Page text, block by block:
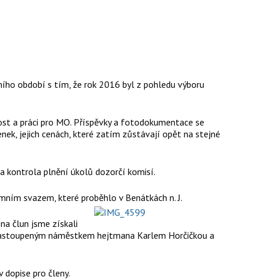
období s tím, že rok 2016 byl z pohledu výboru
a práci pro MO. Příspěvky a fotodokumentace se
jejich cenách, které zatím zůstávají opět na stejné
kontrola plnění úkolů dozorčí komisí.
svazem, které proběhlo v Benátkách n. J.
člun jsme získali
náměstkem hejtmana Karlem Horčičkou a
pro členy.